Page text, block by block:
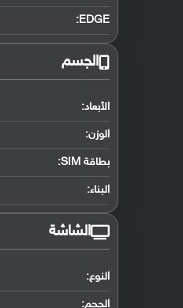
EDGE:
الجسم
الأبعاد:
الوزن:
بطاقة SIM:
البناء:
الشاشة
النوع:
الحجم: